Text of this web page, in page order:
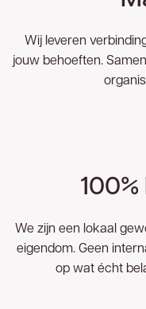
Wij leveren
jouw behoeften.
We zijn een lokaal
eigendom. Geen
op wat écht